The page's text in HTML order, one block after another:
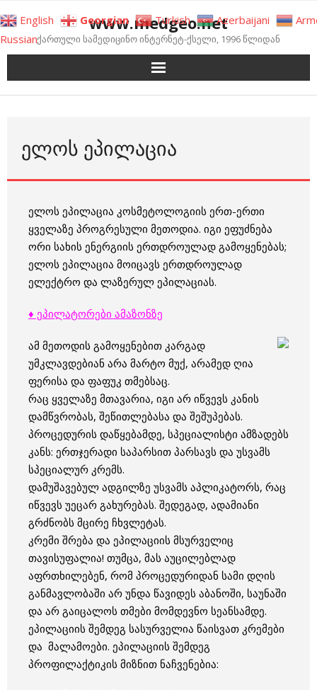
to
content
www.medgeo.net
ქართული სამედიცინო ინტერნეტ-ქსელი, 1996 წლიდან
ᲔᲚᲝᲡ ᲔᲞᲘᲚᲐᲪᲘᲐ
ელოს ეპილაცია კოსმეტოლოგიის ერთ-ერთი
ყველაზე პროგრესული მეთოდია. იგი ეფუძნება
ორი სახის ენერგიის ერთდროულად გამოყენებას;
ელოს ეპილაცია მოიცავს ერთდროულად
ელექტრო და ლაზერულ ეპილაციას.
♦ ეპილატორები ამაზონზე
ამ მეთოდის გამოყენებით კარგად
უმკლავდებიან არა მარტო მუქ, არამედ ღია
ფერისა და ფაფუკ თმებსაც.
რაც ყველაზე მთავარია, იგი არ იწვევს კანის
დამწვრობას, შეწითლებასა და შეშუპებას.
პროცედურის დაწყებამდე, სპეციალისტი ამზადებს
კანს: ერთჯერადი საპარსით პარსავს და უსვამს
სპეციალურ კრემს.
დამუშავებულ ადგილზე უსვამს აპლიკატორს, რაც
იწვევს უეცარ გახურებას. შედეგად, ადამიანი
გრძნობს მცირე ჩხვლეტას.
კრემი შრება და ეპილაციის მსურველიც
თავისუფალია! თუმცა, მას აუცილებლად
აფრთხილებენ, რომ პროცედურიდან სამი დღის
განმავლობაში არ უნდა წავიდეს აბანოში, საუნაში
და არ გაიცალოს თმები მომდევნო სეანსამდე.
ეპილაციის შემდეგ სასურველია წაისვათ კრემები
და მალამოები. ეპილაციის შემდეგ
პროფილაქტიკის მიზნით ნაჩვენებია:
English Georgian Turkish Azerbaijani
Russian